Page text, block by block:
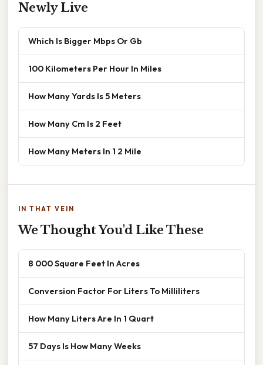
Newly Live
Which Is Bigger Mbps Or Gb
100 Kilometers Per Hour In Miles
How Many Yards Is 5 Meters
How Many Cm Is 2 Feet
How Many Meters In 1 2 Mile
IN THAT VEIN
We Thought You'd Like These
8 000 Square Feet In Acres
Conversion Factor For Liters To Milliliters
How Many Liters Are In 1 Quart
57 Days Is How Many Weeks